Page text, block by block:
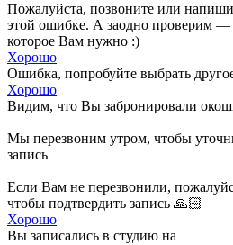
Пожалуйста, позвоните или
этой ошибке. А заодно проверим —
которое Вам нужно :)
Хорошо
Ошибка, попробуйте выбрать
Хорошо
Видим, что Вы забронировали
Мы перезвоним утром, чтобы
запись
Если Вам не перезвонили,
чтобы подтвердить запись 🙏🏻
Хорошо
Вы записались в студию на